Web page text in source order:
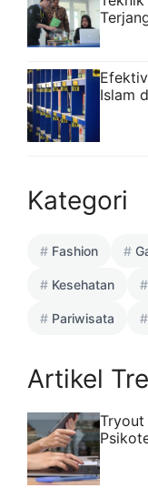
Islam
Kategori
Fashion
Kesehatan
Pariwisata
Artikel
Tryout